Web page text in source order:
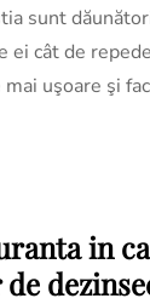
sunt
ei cât de
uşoare şi
in